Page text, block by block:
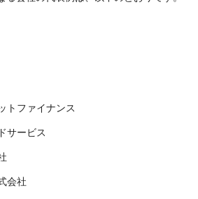
トファイナンス
サービス
会社